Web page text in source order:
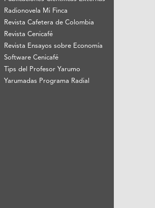
Radionovela Mi Finca
Revista Cafetera de Colombia
Revista Cenicafé
Revista Ensayos sobre Economía
Software Cenicafé
Tips del Profesor Yarumo
Yarumadas Programa Radial